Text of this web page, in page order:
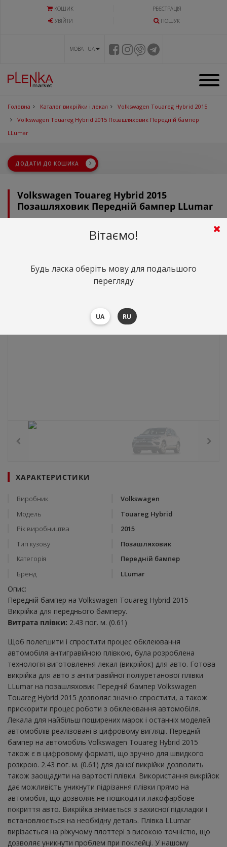
КОШИК
РЕЄСТРАЦІЯ
УВIЙТИ
ПОШУК
МОВА UA
Головна Каталог викрійки і лекал
Volkswagen Touareg Hybrid 2015
Volkswagen Touareg Hybrid 2015 Позашляховик Передній бампер
LLumar
ДОДАТИ ДО КОШИКА
Volkswagen Touareg Hybrid 2015
Позашляховик Передній бампер LLumar
грн.($108.96)
ХАРАКТЕРИСТИКИ
Виробник
Volkswagen
Модель
Touareg Hybrid
Рік виробництва
2015
Тип кузову
Позашляховик
Категорія
Передній бампер
Бренд
LLumar
Опис:
Передній бампер на Volkswagen Touareg Hybrid 2015
Викрійка для переднього бамперу.
Витрата плівки: 2.43 пог. м. (0.61)
Щоб полегшити і спростити процес обклеювання
автомобіля антигравійною плівкою, була розроблена
технологія виготовлення лекал (викрійок) для авто. Готова
викрійка для авто з антигравійної поліуретанової плівки
LLumar на позашляховик Передній бампер Volkswagen
Touareg Hybrid 2015 дозволяє значно спростити, а також
прискорити процес роботи з обклеювання автомобіля.
Лекала для найбільш поширених марок і останніх моделей
автомобілів реалізовані в цифровому вигляді. Передній
бампер на автомобіль Volkswagen Touareg Hybrid 2015
також є в цифровому форматі, що зручно для швидкого
розкрою. 2.43 пог. м. (0.61) для даної викрійки дозволить
також заощадити на вартості плівки. Використання викрійок
дає можливість уникнути підрізання плівки прямо на
автомобілі, що дозволяє не пошкодити лакофарбове
покриття авто. Викрійка знімається з захисної підкладки і
встановлюється на необхідну деталь. Плівка LLumar
вирізається на ріжучому плоттері з високою точністю, що
дозволяє уникнути проблем при поклейці. У нашому
Вітаємо!
Будь ласка оберіть мову для подальшого
перегляду
UA RU